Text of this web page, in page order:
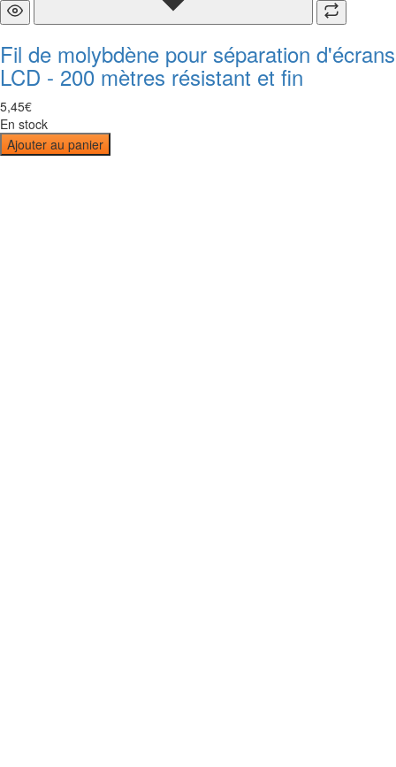
Fil de molybdène pour séparation d'écrans
LCD - 200 mètres résistant et fin
5,45€
En stock
Ajouter au panier